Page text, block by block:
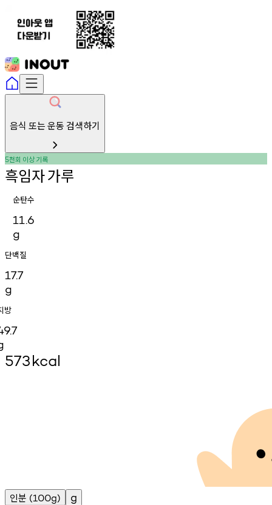
음식 또는 운동 검색하기
5천회 이상기록
흑임자가루
순탄수
11.6
g
단백질
17.7
g
방
573kcal
인분 (100g) g